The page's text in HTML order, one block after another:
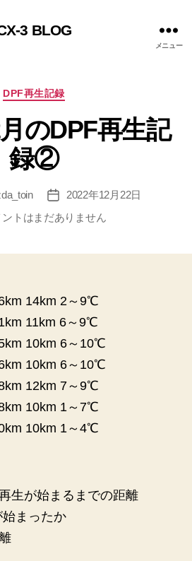
3 BLOG
メニュー
カ
ゴ
リ
ー
DPF再生記録
のDPF再生記
録②
投
稿
日
2022年12月22日
ントはまだありません
14km 2～9℃
11km 6～9℃
10km 6～10℃
10km 6～10℃
12km 7～9℃
10km 1～7℃
10km 1～4℃
生が始まるまでの距離
まったか